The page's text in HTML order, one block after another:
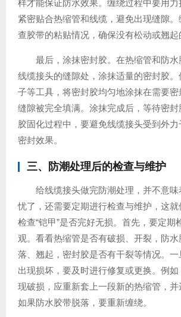
样才能保证防水效果。缠绕过程中要用
紧密贴合热缩管和线缆，避免出现缝隙
查胶带的粘贴情况，确保没有松动或翘起
最后，涂抹密封胶。在热缩管和防水
线缆接头的缝隙处，涂抹适量的密封胶。
子等工具，将密封胶均匀地涂抹在需要
缝隙被完全填满。涂抹完成后，等待密
胶固化过程中，要避免线缆接头受到外
密封效果。
三、防潮处理后的检查与维护
给线缆接头做完防潮处理，并不意
忧了，还需要定期进行检查与维护，这就
检查“铠甲”是否完好无损。首先，要定期
观。看看热缩管是否有破损、开裂，防
落、翘起，密封胶是否有干裂等情况。
出现损坏，要及时进行修复或更换。例如
现破损，应重新套上一段新的热缩管，并
如果防水胶带脱落，要重新缠绕。